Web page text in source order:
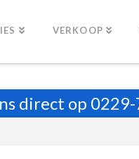
VERKOOP
direct op